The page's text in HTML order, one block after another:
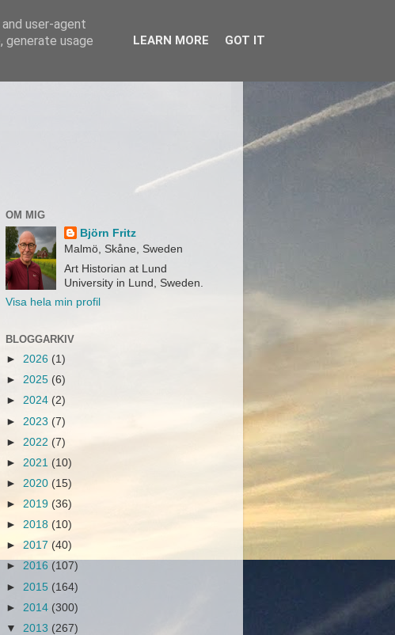
OM MIG
Björn Fritz
Malmö, Skåne, Sweden
Art Historian at Lund
University in Lund, Sweden.
Visa hela min profil
BLOGGARKIV
► 2026 (1)
► 2025 (6)
► 2024 (2)
► 2023 (7)
► 2022 (7)
► 2021 (10)
► 2020 (15)
► 2019 (36)
► 2018 (10)
► 2017 (40)
► 2016 (107)
► 2015 (164)
► 2014 (300)
▼ 2013 (267)
user-agent
generate usage
LEARN MORE GOT IT